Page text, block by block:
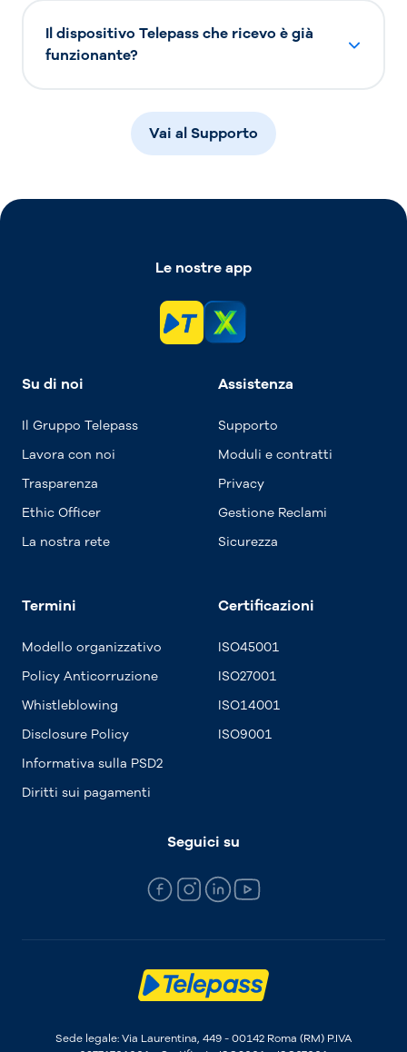
Il dispositivo Telepass che ricevo è già
funzionante?
Vai al Supporto
Le nostre app
Su di noi
Il Gruppo Telepass
Lavora con noi
Trasparenza
Ethic Officer
La nostra rete
Assistenza
Supporto
Moduli e contratti
Privacy
Gestione Reclami
Sicurezza
Termini
Modello organizzativo
Policy Anticorruzione
Whistleblowing
Disclosure Policy
Informativa sulla PSD2
Diritti sui pagamenti
Certificazioni
ISO45001
ISO27001
ISO14001
ISO9001
Seguici su
Sede legale: Via Laurentina, 449 - 00142 Roma (RM) P.IVA